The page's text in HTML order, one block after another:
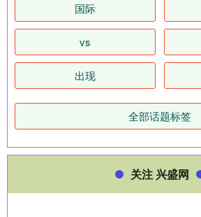
国际
vs
出现
全部话题标签
关注 兴盛网